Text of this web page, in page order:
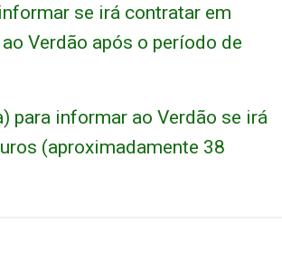
se irá contratar em
Verdão após o período de
para informar ao Verdão se irá
(aproximadamente 38